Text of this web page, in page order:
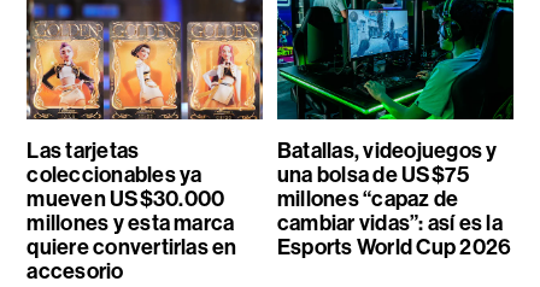
Las tarjetas
coleccionables ya
mueven US$30.000
millones y esta marca
quiere convertirlas en
accesorio
Batallas, videojuegos y
una bolsa de US$75
millones “capaz de
cambiar vidas”: así es la
Esports World Cup 2026